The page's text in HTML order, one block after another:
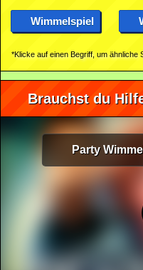
Wimmelspiel
*Klicke auf einen Begriff, um ähnliche
Brauchst du
Party